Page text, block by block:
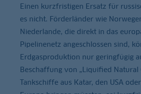
Einen kurzfristigen Ersatz für
es nicht. Förderländer wie
Niederlande, die direkt in das
Pipelinenetz angeschlossen sind,
Erdgasproduktion nur geringfügig
Beschaffung von „Liquified Natural
Tankschiffe aus Katar, den USA